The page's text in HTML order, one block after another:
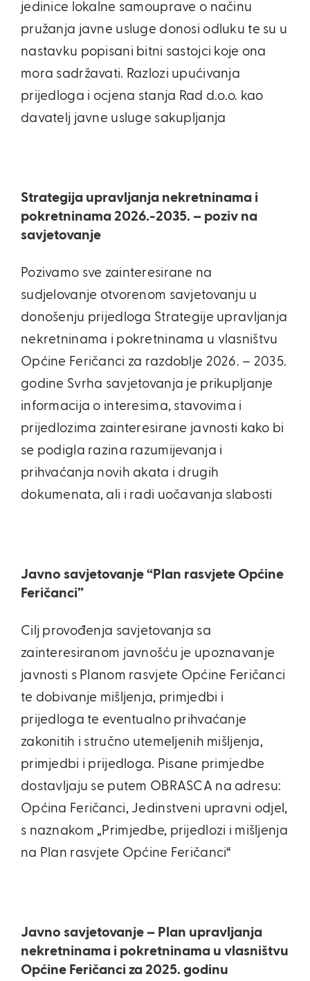
jedinice lokalne samouprave o načinu
pružanja javne usluge donosi odluku te su u
nastavku popisani bitni sastojci koje ona
mora sadržavati. Razlozi upućivanja
prijedloga i ocjena stanja Rad d.o.o. kao
davatelj javne usluge sakupljanja
Strategija upravljanja nekretninama i
pokretninama 2026.-2035. – poziv na
savjetovanje
Pozivamo sve zainteresirane na
sudjelovanje otvorenom savjetovanju u
donošenju prijedloga Strategije upravljanja
nekretninama i pokretninama u vlasništvu
Općine Feričanci za razdoblje 2026. – 2035.
godine Svrha savjetovanja je prikupljanje
informacija o interesima, stavovima i
prijedlozima zainteresirane javnosti kako bi
se podigla razina razumijevanja i
prihvaćanja novih akata i drugih
dokumenata, ali i radi uočavanja slabosti
Javno savjetovanje “Plan rasvjete Općine
Feričanci”
Cilj provođenja savjetovanja sa
zainteresiranom javnošću je upoznavanje
javnosti s Planom rasvjete Općine Feričanci
te dobivanje mišljenja, primjedbi i
prijedloga te eventualno prihvaćanje
zakonitih i stručno utemeljenih mišljenja,
primjedbi i prijedloga. Pisane primjedbe
dostavljaju se putem OBRASCA na adresu:
Općina Feričanci, Jedinstveni upravni odjel,
s naznakom „Primjedbe, prijedlozi i mišljenja
na Plan rasvjete Općine Feričanci“
Javno savjetovanje – Plan upravljanja
nekretninama i pokretninama u vlasništvu
Općine Feričanci za 2025. godinu